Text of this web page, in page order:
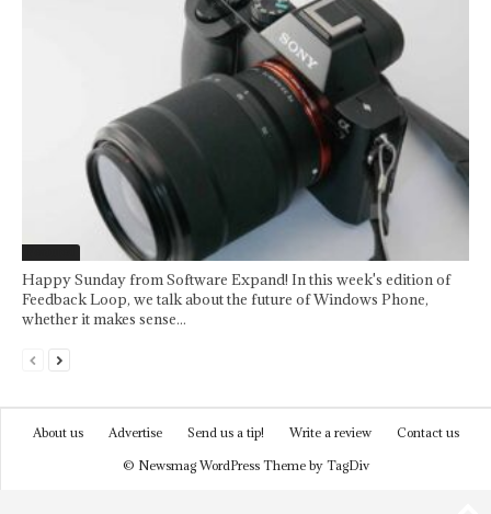
Happy Sunday from Software Expand! In this week's edition of
Feedback Loop, we talk about the future of Windows Phone,
whether it makes sense...
About us Advertise Send us a tip! Write a review
Contact us
© Newsmag WordPress Theme by TagDiv